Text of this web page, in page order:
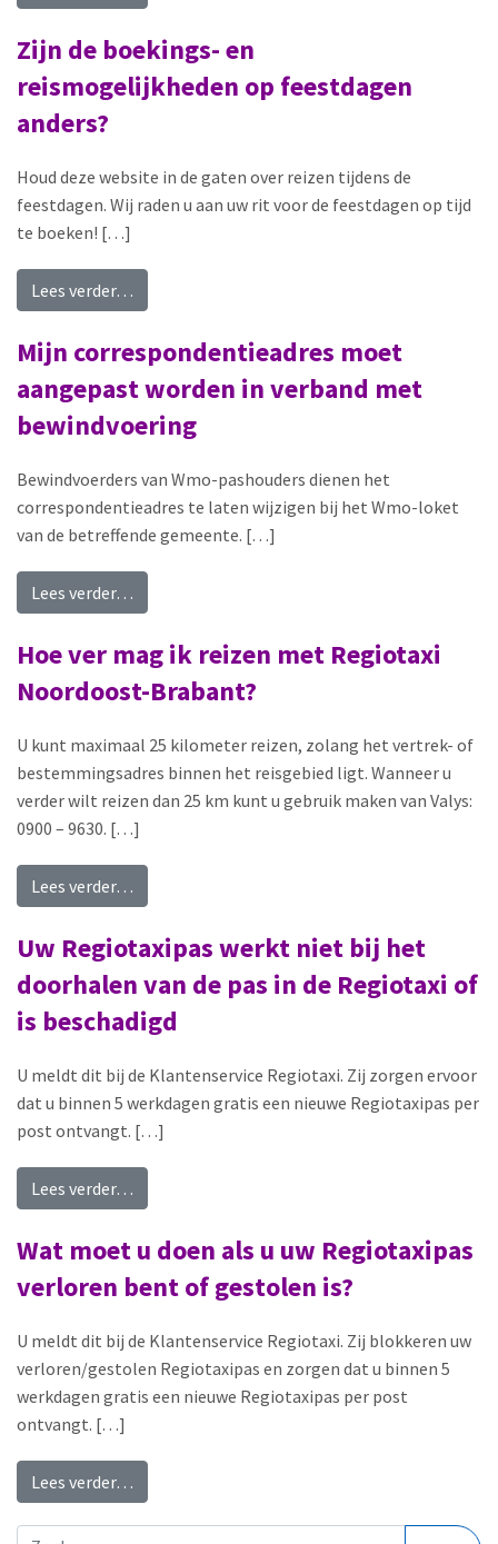
Zijn de boekings- en
reismogelijkheden op feestdagen
anders?
Houd deze website in de gaten over reizen tijdens de
feestdagen. Wij raden u aan uw rit voor de feestdagen op tijd
te boeken! […]
Lees verder…
Mijn correspondentieadres moet
aangepast worden in verband met
bewindvoering
Bewindvoerders van Wmo-pashouders dienen het
correspondentieadres te laten wijzigen bij het Wmo-loket
van de betreffende gemeente. […]
Lees verder…
Hoe ver mag ik reizen met Regiotaxi
Noordoost-Brabant?
U kunt maximaal 25 kilometer reizen, zolang het vertrek- of
bestemmingsadres binnen het reisgebied ligt. Wanneer u
verder wilt reizen dan 25 km kunt u gebruik maken van Valys:
0900 – 9630. […]
Lees verder…
Uw Regiotaxipas werkt niet bij het
doorhalen van de pas in de Regiotaxi of
is beschadigd
U meldt dit bij de Klantenservice Regiotaxi. Zij zorgen ervoor
dat u binnen 5 werkdagen gratis een nieuwe Regiotaxipas per
post ontvangt. […]
Lees verder…
Wat moet u doen als u uw Regiotaxipas
verloren bent of gestolen is?
U meldt dit bij de Klantenservice Regiotaxi. Zij blokkeren uw
verloren/gestolen Regiotaxipas en zorgen dat u binnen 5
werkdagen gratis een nieuwe Regiotaxipas per post
ontvangt. […]
Lees verder…
Zoek naar: